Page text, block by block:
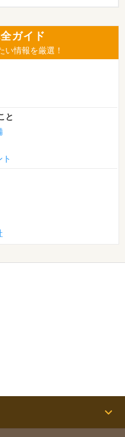
ガイド
い情報を厳選！
と